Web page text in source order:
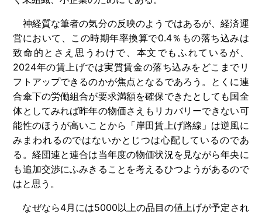
神経質な筆者の気分の反映のようではあるが、経済運
営において、この時期年率換算で0.4％もの落ち込みは
致命的とさえ思うわけで、本文でもふれているが、
2024年の賃上げでは実質賃金の落ち込みをどこまでリ
フトアップできるのかが焦点となるであろう。とくに連
合傘下の労働組合が要求満額を確保できたとしても国全
体としてみれば昨年の物価さえもリカバリーできない可
能性のほうが高いことから「岸田賃上げ路線」は逆風に
みまわれるのではないかとじつは心配しているのであ
る。経団連と連合は当年度の物価状況を見ながら年央に
も追加交渉にふみきることを考えるひつようがあるので
はと思う。
なぜなら4月には5000以上の品目の値上げが予定され